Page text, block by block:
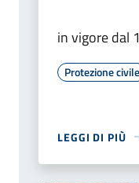
in vigore dal
Protezione civile
LEGGI DI PIÙ